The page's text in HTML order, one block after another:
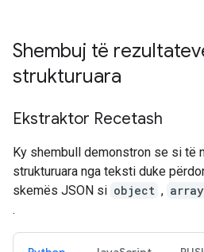
Shembuj të
strukturuara
Ekstraktor Recetash
Ky shembull demonstron se si të
strukturuara nga teksti duke
skemës JSON si object , array
.